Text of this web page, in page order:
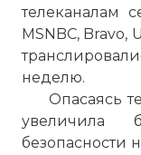
телеканалам
MSNBC,
неделю.
Опасаясь
увеличила
безопасности